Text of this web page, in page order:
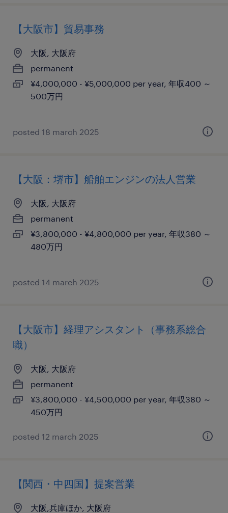
【大阪市】貿易事務
大阪, 大阪府
permanent
¥4,000,000 - ¥5,000,000 per year, 年収400 ～
500万円
posted 18 march 2025
【大阪：堺市】船舶エンジンの法人営業
大阪, 大阪府
permanent
¥3,800,000 - ¥4,800,000 per year, 年収380 ～
480万円
posted 14 march 2025
【大阪市】経理アシスタント（事務系総合
職）
大阪, 大阪府
permanent
¥3,800,000 - ¥4,500,000 per year, 年収380 ～
450万円
posted 12 march 2025
【関西・中四国】提案営業
大阪,兵庫ほか, 大阪府